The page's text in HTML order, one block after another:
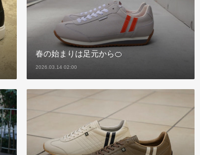
春の始まりは足元から🍊
2026.03.14 02:00